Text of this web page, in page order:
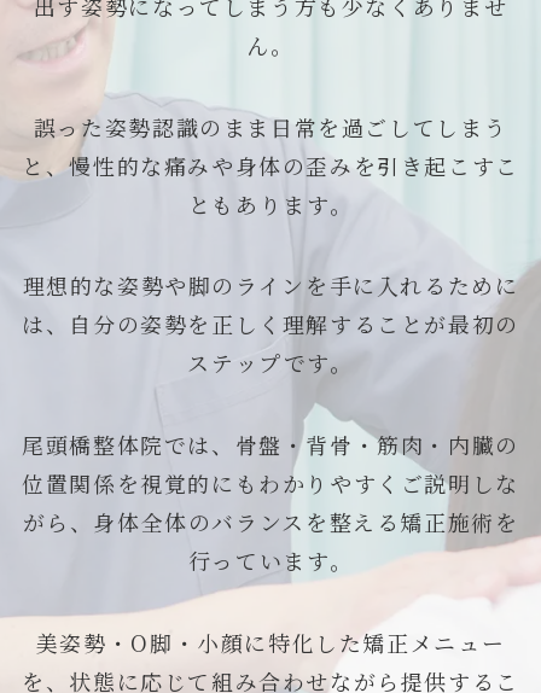
ん。
誤った姿勢認識のまま日常を過ごしてしまう
と、慢性的な痛みや身体の歪みを引き起こすこ
ともあります。
理想的な姿勢や脚のラインを手に入れるために
は、自分の姿勢を正しく理解することが最初の
ステップです。
尾頭橋整体院では、骨盤・背骨・筋肉・内臓の
位置関係を視覚的にもわかりやすくご説明しな
がら、身体全体のバランスを整える矯正施術を
行っています。
美姿勢・O脚・小顔に特化した矯正メニュー
を、状態に応じて組み合わせながら提供するこ